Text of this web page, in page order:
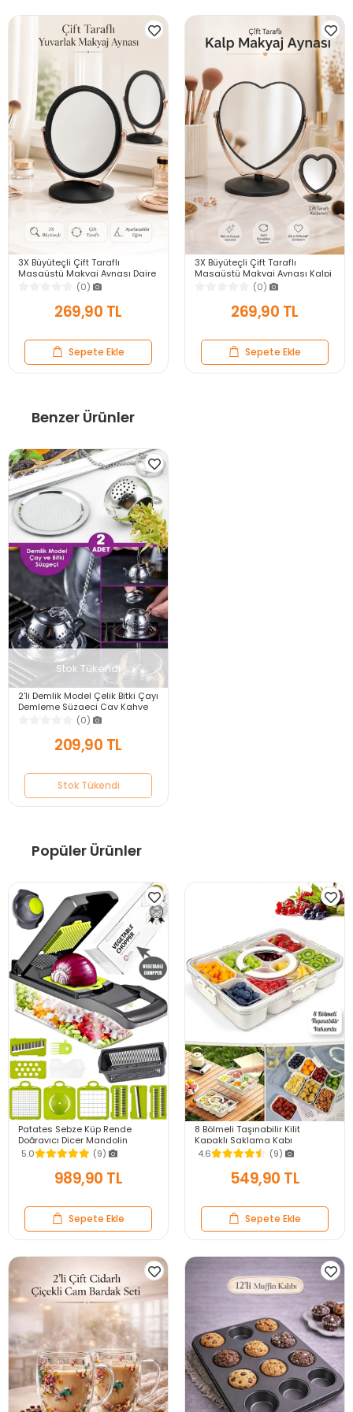
3X Büyüteçli Çift Taraflı
Masaüstü Makyaj Aynası Daire
Siyah Rose Gold Standlı
Dekoratif Yakın Ayna
(0)
269,90 TL
Sepete Ekle
3X Büyüteçli Çift Taraflı
Masaüstü Makyaj Aynası Kalpi
Siyah Rose Gold Standlı
Dekoratif Yakın Ayna
(0)
269,90 TL
Sepete Ekle
Benzer Ürünler
Stok Tükendi
2'li Demlik Model Çelik Bitki Çayı
Demleme Süzgeci Çay Kahve
Demleme Bardak Çaydanlık
(0)
209,90 TL
Stok Tükendi
Popüler Ürünler
Patates Sebze Küp Rende
Doğrayıcı Dicer Mandolin
Dilimleyici Jülyen Kesici
Vegetable Chopper Seti
5.0 (9)
989,90 TL
Sepete Ekle
8 Bölmeli Taşınabilir Kilit
Kapaklı Saklama Kabı
Kahvaltılık Organizer Piknik Seti
Gıda Kutusu
4.6 (9)
549,90 TL
Sepete Ekle